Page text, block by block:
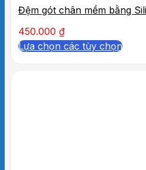
Đệm gót chân mềm bằng
450.000 ₫
Lựa chọn các tùy chọn